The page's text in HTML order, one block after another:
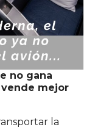
no gana
mejor
la